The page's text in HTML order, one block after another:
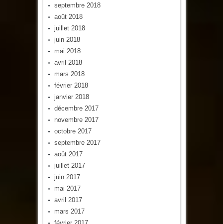
septembre 2018
août 2018
juillet 2018
juin 2018
mai 2018
avril 2018
mars 2018
février 2018
janvier 2018
décembre 2017
novembre 2017
octobre 2017
septembre 2017
août 2017
juillet 2017
juin 2017
mai 2017
avril 2017
mars 2017